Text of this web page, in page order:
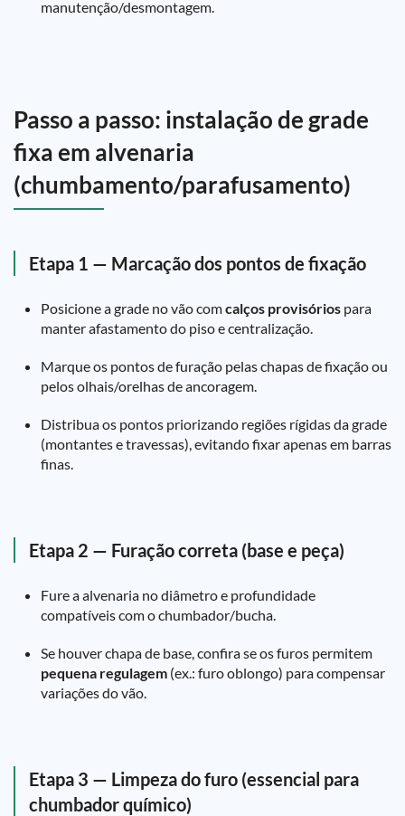
manutenção/desmontagem.
Passo a passo: instalação de grade
fixa em alvenaria
(chumbamento/parafusamento)
Etapa 1 — Marcação dos pontos de fixação
Posicione a grade no vão comcalços provisórios para
manter afastamento do piso e centralização.
Marque os pontos de furação pelas chapas de fixação ou
pelos olhais/orelhas de ancoragem.
Distribua os pontos priorizando regiões rígidas da grade
(montantes e travessas), evitando fixar apenas em barras
finas.
Etapa 2 — Furação correta (base e peça)
Fure a alvenaria no diâmetro e profundidade
compatíveis com o chumbador/bucha.
Se houver chapa de base, confira se os furos permitem
pequena regulagem (ex.: furo oblongo) para compensar
variações do vão.
Etapa 3 — Limpeza do furo (essencial para
chumbador químico)